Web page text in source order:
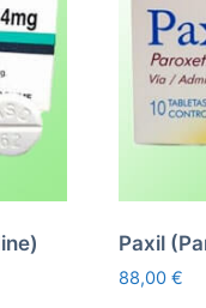
Paxil
88,00 €